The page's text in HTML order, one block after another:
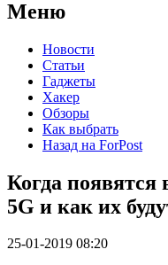
Меню
Новости
Статьи
Гаджеты
Хакер
Обзоры
Как выбрать
Назад на ForPost
Когда появятся
5G и как их
25-01-2019 08:20